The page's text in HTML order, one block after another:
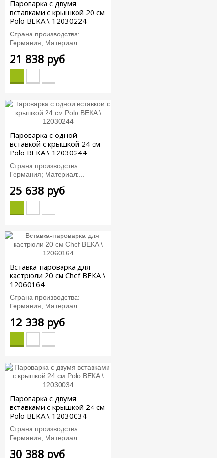
Пароварка с двумя
вставками с крышкой 20 см
Polo BEKA \ 12030224
Страна производства:
Германия; Материал:...
21 838 руб
Пароварка с одной
вставкой с крышкой 24 см
Polo BEKA \ 12030244
Страна производства:
Германия; Материал:...
25 638 руб
Вставка-пароварка для
кастрюли 20 см Chef BEKA \
12060164
Страна производства:
Германия; Материал:...
12 338 руб
Пароварка с двумя
вставками с крышкой 24 см
Polo BEKA \ 12030034
Страна производства:
Германия; Материал:...
30 388 руб